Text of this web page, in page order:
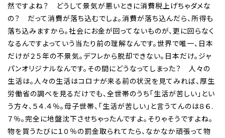
然ですよね？ どうして景気が悪いときに消費税上げちゃダメな
の？ だって消費が落ち込むでしょ。消費が落ち込んだら、所得も
落ち込みますから。社会にお金が回ってないものが、更に回らなく
なるんですよっていう当たり前の理解なんです。世界で唯一、日本
だけが２５年の不景気。デフレから脱却できない。日本だけ。ジャ
パンオリジナルなんです。その間にどうなってしまった？ 人々の
生活は。人々の生活はコロナが来る前の状況を見てみれば、厚生
労働省の調べを見るだけでも、全世帯のうち「生活が苦しい」とい
う方々、５４.４％。母子世帯、「生活が苦しい」と言うてんのは８６.
７％。完全に地盤沈下させちゃったんですよ。そりゃそうですよね。
物を買うたびに１０％の罰金取られてたら、なかなか頑張って物